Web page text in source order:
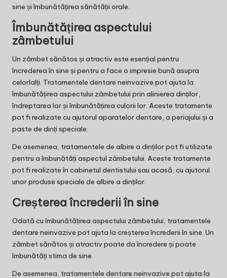
sine și îmbunătățirea sănătății orale.
Îmbunătățirea aspectului
zâmbetului
Un zâmbet sănătos și atractiv este esențial pentru
încrederea în sine și pentru a face o impresie bună asupra
celorlalți. Tratamentele dentare neinvazive pot ajuta la
îmbunătățirea aspectului zâmbetului prin alinierea dinților,
îndreptarea lor și îmbunătățirea culorii lor. Aceste tratamente
pot fi realizate cu ajutorul aparatelor dentare, a periajului și a
paste de dinți speciale.
De asemenea, tratamentele de albire a dinților pot fi utilizate
pentru a îmbunătăți aspectul zâmbetului. Aceste tratamente
pot fi realizate în cabinetul dentistului sau acasă, cu ajutorul
unor produse speciale de albire a dinților.
Creșterea încrederii în sine
Odată cu îmbunătățirea aspectului zâmbetului, tratamentele
dentare neinvazive pot ajuta la creșterea încrederii în sine. Un
zâmbet sănătos și atractiv poate da încredere și poate
îmbunătăți stima de sine.
De asemenea, tratamentele dentare neinvazive pot ajuta la